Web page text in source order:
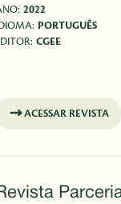
2022
PORTUGUÊS
CGEE
ACESSAR REVISTA